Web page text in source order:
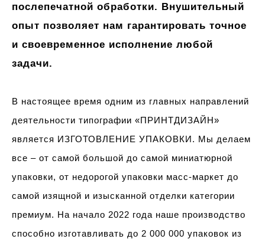
послепечатной обработки. Внушительный
опыт позволяет нам гарантировать точное
и своевременное исполнение любой
задачи.
В настоящее время одним из главных направлений
деятельности типографии «ПРИНТДИЗАЙН»
является ИЗГОТОВЛЕНИЕ УПАКОВКИ. Мы делаем
все – от самой большой до самой миниатюрной
упаковки, от недорогой упаковки масс-маркет до
самой изящной и изысканной отделки категории
премиум. На начало 2022 года наше производство
способно изготавливать до 2 000 000 упаковок из